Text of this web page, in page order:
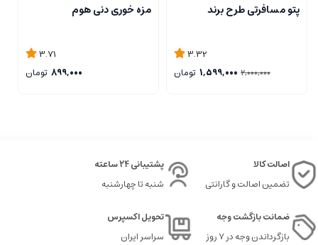
پتو مسافرتی طرح برند
3.32
2,000,000
1,599,000 تومان
مزه خوری دنی هوم
3.71
899,000 تومان
اصالت کالا
تضمین اصالت و گارانتی
پشتیبانی 24 ساعته
شنبه تا چهارشنبه
ضمانت بازگشت وجه
بازگرداندن وجه در ۷ روز
تحویل اکسپرس
سراسر ایران